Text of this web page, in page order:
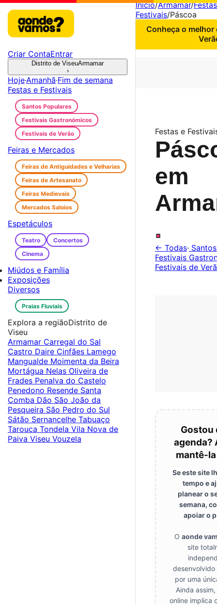
Início/Armamar/
Festivais/Páscoa
Conheça o melhor
Festas e
em
.
← Todas·
Festivais
Festivais de
Gostou
agenda?
mantê-
Se este site
tempo e
planear o
semana,
apoiar o
O aonde
site
desenvolvido
por uma
Ainda
online implica
Criar ContaEntrar
Distrito de ViseuArmamar
›
Hoje·Amanhã·Fim de semana
Festas e Festivais
Santos Populares
Festivais Gastronómicos
Festivais de Verão
Feiras e Mercados
Feiras de Antiguidades e Velharias
Feiras de Artesanato
Feiras Medievais
Mercados Saloios
Espetáculos
Teatro
Concertos
Cinema
Miúdos e Família
Exposições
Diversos
Praias Fluviais
Explora a regiãoDistrito de
Viseu
Armamar Carregal do Sal
Castro Daire Cinfães Lamego
Mangualde Moimenta da Beira
Mortágua Nelas Oliveira de
Frades Penalva do Castelo
Penedono Resende Santa
Comba Dão São João da
Pesqueira São Pedro do Sul
Sátão Sernancelhe Tabuaço
Tarouca Tondela Vila Nova de
Paiva Viseu Vouzela